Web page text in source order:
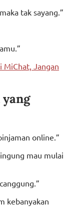
tak sayang.”
MiChat, Jangan
online.”
mau mulai
kebanyakan